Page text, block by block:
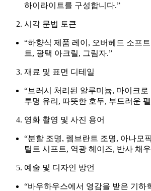
하이라이트를 구성합니다.”
시각 문법 토큰
“하향식 제품 레이, 오버헤드 소프
트, 광택 아크릴, 그림자.”
재료 및 표면 디테일
“브러시 처리된 알루미늄, 마이크
투명 유리, 따뜻한 호두, 부드러운
영화 촬영 및 사진 용어
“분할 조명, 렘브란트 조명, 아나모
틸트 시프트, 역광 헤이즈, 반사 채
예술 및 디자인 방언
“바우하우스에서 영감을 받은 기하